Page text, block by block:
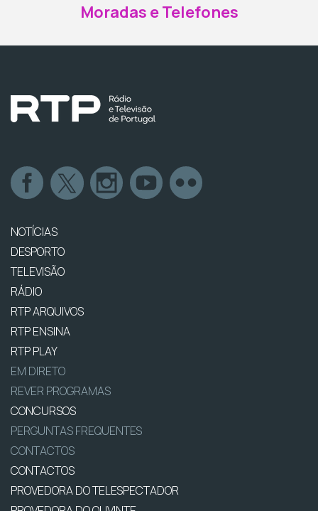
Moradas e Telefones
NOTÍCIAS
DESPORTO
TELEVISÃO
RÁDIO
RTP ARQUIVOS
RTP ENSINA
RTP PLAY
EM DIRETO
REVER PROGRAMAS
CONCURSOS
PERGUNTAS FREQUENTES
CONTACTOS
CONTACTOS
PROVEDORA DO TELESPECTADOR